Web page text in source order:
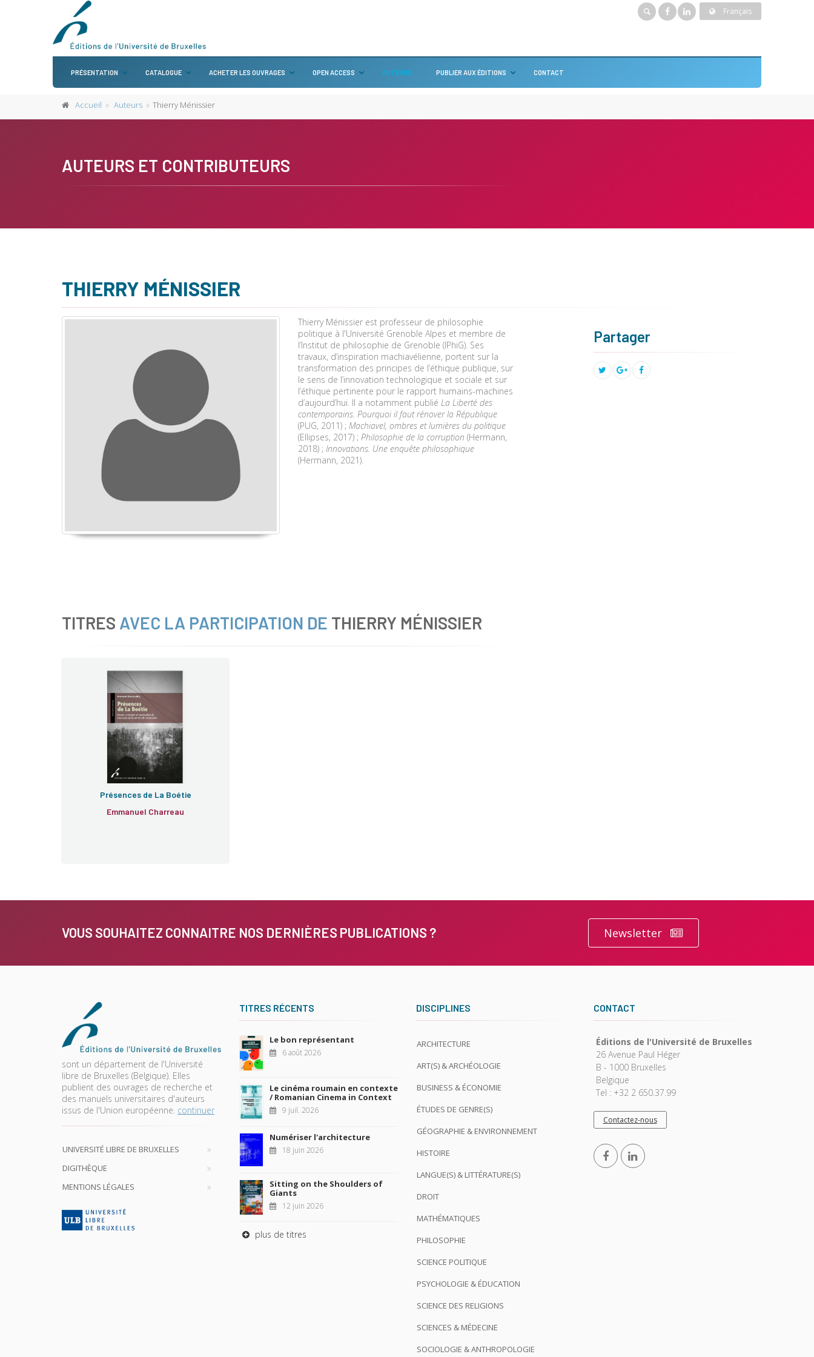
Français
PRÉSENTATION CATALOGUE ACHETER LES OUVRAGES OPEN ACCESS AUTEURS PUBLIER AUX ÉDITIONS CONTACT
Accueil Auteurs Thierry Ménissier
AUTEURS ET CONTRIBUTEURS
THIERRY MÉNISSIER
Thierry Ménissier est professeur de philosophie
politique à l'Université Grenoble Alpes et membre de
l’Institut de philosophie de Grenoble (IPhiG). Ses
travaux, d’inspiration machiavélienne, portent sur la
transformation des principes de l’éthique publique, sur
le sens de l’innovation technologique et sociale et sur
l’éthique pertinente pour le rapport humains-machines
d’aujourd’hui. Il a notamment publié La Liberté des
contemporains. Pourquoi il faut rénover la République
(PUG, 2011) ; Machiavel, ombres et lumières du politique
(Ellipses, 2017) ; Philosophie de la corruption (Hermann,
2018) ; Innovations. Une enquête philosophique
(Hermann, 2021).
Partager
TITRES AVEC LA PARTICIPATION DE THIERRY MÉNISSIER
Présences de La Boétie
Emmanuel Charreau
VOUS SOUHAITEZ CONNAITRE NOS DERNIÈRES PUBLICATIONS ? Newsletter
sont un département de l'Université
libre de Bruxelles (Belgique). Elles
publient des ouvrages de recherche et
des manuels universitaires d'auteurs
issus de l'Union européenne. continuer
UNIVERSITÉ LIBRE DE BRUXELLES
DIGITHÈQUE
MENTIONS LÉGALES
TITRES RÉCENTS
Le bon représentant
6 août 2026
Le cinéma roumain en contexte
/ Romanian Cinema in Context
9 juil. 2026
Numériser l'architecture
18 juin 2026
Sitting on the Shoulders of
Giants
12 juin 2026
plus de titres
DISCIPLINES
ARCHITECTURE
ART(S) & ARCHÉOLOGIE
BUSINESS & ÉCONOMIE
ÉTUDES DE GENRE(S)
GÉOGRAPHIE & ENVIRONNEMENT
HISTOIRE
LANGUE(S) & LITTÉRATURE(S)
DROIT
MATHÉMATIQUES
PHILOSOPHIE
SCIENCE POLITIQUE
PSYCHOLOGIE & ÉDUCATION
SCIENCE DES RELIGIONS
SCIENCES & MÉDECINE
SOCIOLOGIE & ANTHROPOLOGIE
CONTACT
Éditions de l'Université de Bruxelles
26 Avenue Paul Héger
B - 1000 Bruxelles
Belgique
Tel : +32 2 650.37.99
Contactez-nous